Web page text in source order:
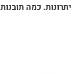
כמה תובנות